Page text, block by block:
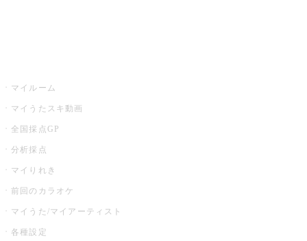
マイルーム
マイうたスキ動画
全国採点GP
分析採点
マイりれき
前回のカラオケ
マイうた/マイアーティスト
各種設定